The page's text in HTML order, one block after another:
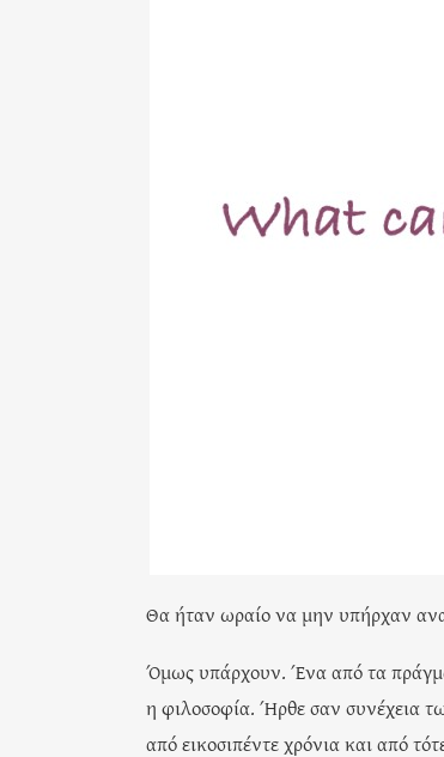
Θα ήταν ωραίο να μην υπήρχαν
Όμως υπάρχουν. Ένα από τα
η φιλοσοφία. Ήρθε σαν συνέχεια
από εικοσιπέντε χρόνια και από